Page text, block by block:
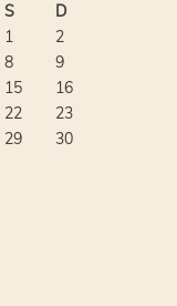
S
D
1
2
8
9
15
16
22
23
29
30